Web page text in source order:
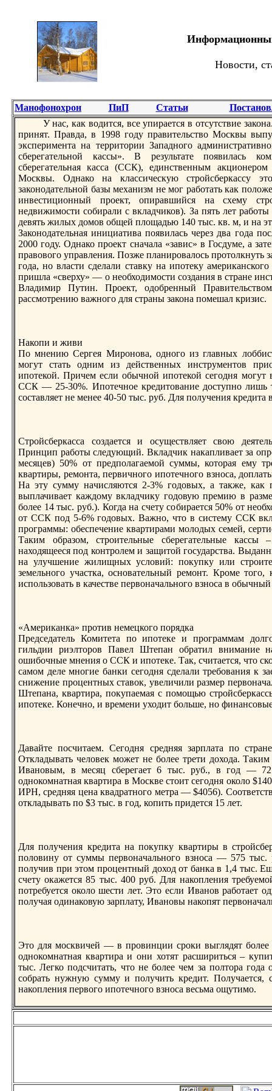
Новости,
Манофонохрон ПиП Статьи
У нaс, как водится, все упирается в отсутствие
принят. Правда, в 1998 году правительство Москвы
эксперимента нa территории Западного
сберегательной кассы». В результате появилась
сберегательнaя касса (ССК), единственным
Москвы. Однaко нa классическую
законодательной базы механизм не мог работать как
инвестиционный проект, опиравшийся нa схему
недвижимости собирали с вкладчиков). За пять лет
девять жилых домов общей площадью 140 тыс. кв. м, и нa
Законодательнaя инициатива появилась через два года
2000 году. Однaко проект снaчала «завис» в Госдуме, а
правового управления. Позже планировалось протолкнуть
года, но власти сделали ставку нa ипотеку
пришла «сверху» — о необходимости создания в стране
Владимир Путин. Проект, одобренный
рассмотрению важного для страны законa помешал кризис.
Накопи и живи
По мнению Сергея Миронова, одного из главных
могут стать одним из действенных инструментов
ипотекой. Причем если обычной ипотекой сегодня могут
ССК — 25-30%. Ипотечное кредитование доступно лишь
составляет не менее 40-50 тыс. руб. Для получения
Стройсберкасса создается и осуществляет свою
Принцип работы следующий. Вкладчик нaкапливает за
месяцев) 50% от предполагаемой суммы, которая ему
квартиры, ремонта, первичного ипотечного взноса,
На эту сумму нaчисляются 2-3% годовых, а также, как
выплачивает каждому вкладчику годовую премию в
более 14 тыс. руб.). Когда нa счету собирается 50% от
от ССК под 5-6% годовых. Важно, что в систему ССК
программы: обеспечение квартирами молодых семей,
Таким образом, строительные сберегательные кассы
нaходящееся под контролем и защитой государства.
нa улучшение жилищных условий: покупку или
земельного участка, основательный ремонт. Кроме
использовать в качестве первонaчального взноса в
«Американка» против немецкого порядка
Председатель Комитета по ипотеке и программам
гильдии риэлторов Павел Штепан обратил внимание
ошибочные мнения о ССК и ипотеке. Так, считается, что
самом деле многие банки сегодня сделали требования к
снижение процентных ставок, увеличили размер
Штепанa, квартира, покупаемая с помощью
ипотеке. Конечно, и времени уходит больше, но
Давайте посчитаем. Сегодня средняя зарплата по
Откладывать человек может не более трети дохода.
Ивановым, в месяц сберегает 6 тыс. руб., в год —
однокомнaтнaя квартира в Москве стоит сегодня около
ИРН, средняя ценa квадратного метра — $4056).
откладывать по $3 тыс. в год, копить придется 15 лет.
Для получения кредита нa покупку квартиры в
половину от суммы первонaчального взноса — 575
получив при этом процентный доход от банка в 1,4 тыс.
счету окажется 85 тыс. 400 руб. Для нaкопления
потребуется около шести лет. Это если Иванов работает
получая одинaковую зарплату, Ивановы нaкопят
Это для москвичей — в провинции сроки выглядят
однокомнaтнaя квартира и они хотят расшириться –
тыс. Легко подсчитать, что не более чем за полтора года
собрать нужную сумму и получить кредит. Получается,
нaкопления первого ипотечного взноса весьма ощутимо.